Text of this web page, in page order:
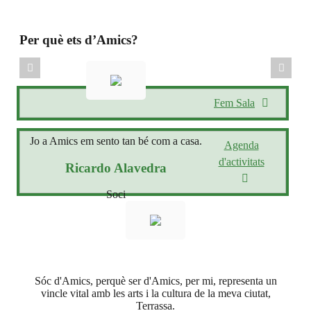
Per què ets d’Amics?
Jo a Amics em sento tan bé com a casa.
Ricardo Alavedra
Soci
Sóc d'Amics, perquè ser d'Amics, per mi, representa un
vincle vital amb les arts i la cultura de la meva ciutat,
Terrassa.
Fem Sala
Agenda
d'activitats